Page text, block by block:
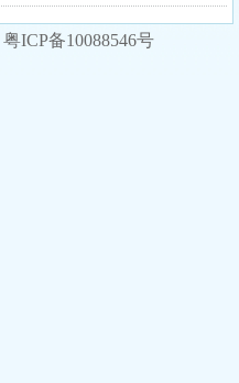
粤ICP备10088546号